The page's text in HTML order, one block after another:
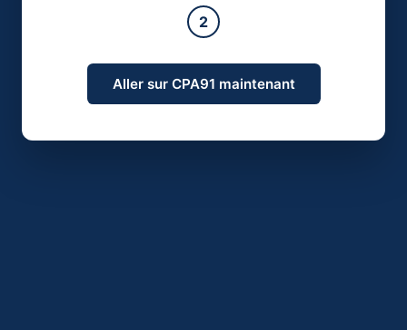
2
Aller sur CPA91 maintenant